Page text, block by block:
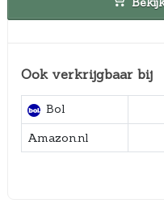
Ook verkrijgbaar bij
Bol
Amazon.nl